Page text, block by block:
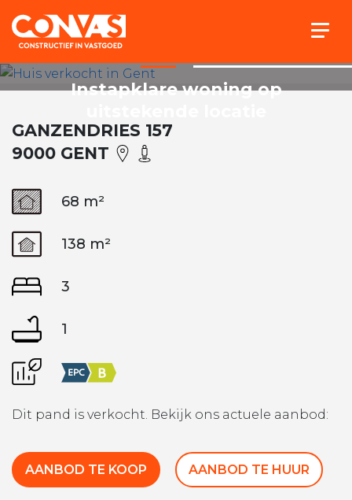
GANZENDRIES 157
9000 GENT
68 m²
138 m²
3
1
Dit pand is verkocht. Bekijk ons actuele aanbod:
AANBOD TE KOOP AANBOD TE HUUR
Instapklare woning op